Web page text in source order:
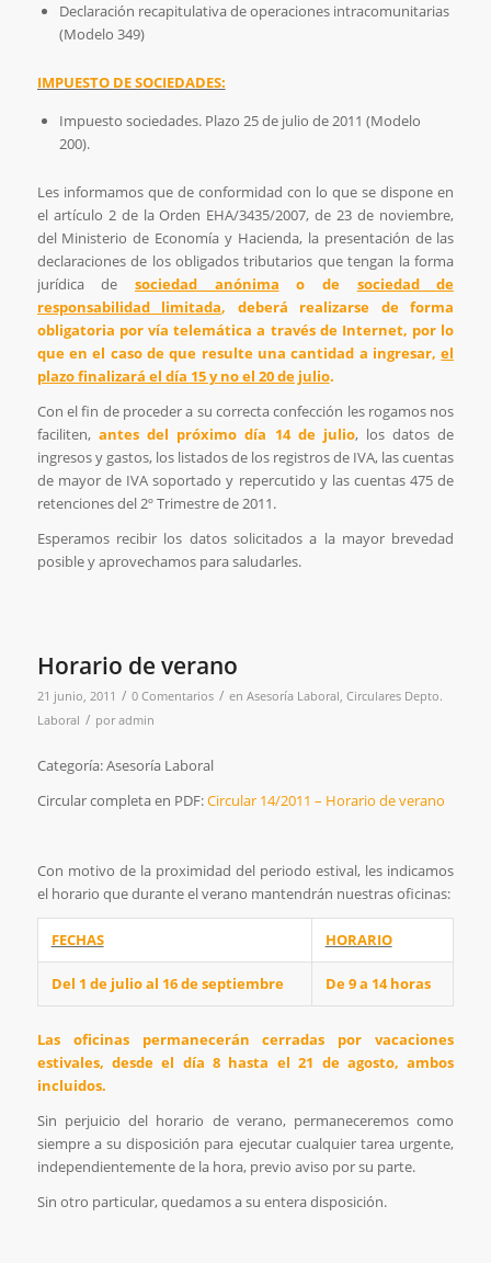
Declaración recapitulativa de operaciones intracomunitarias
(Modelo 349)
IMPUESTO DE SOCIEDADES:
Impuesto sociedades. Plazo 25 de julio de 2011 (Modelo
200).
Les informamos que de conformidad con lo que se dispone en
el artículo 2 de la Orden EHA/3435/2007, de 23 de noviembre,
del Ministerio de Economía y Hacienda, la presentación de las
declaraciones de los obligados tributarios que tengan la forma
jurídica de sociedad anónima o de sociedad de
responsabilidad limitada, deberá realizarse de forma
obligatoria por vía telemática a través de Internet, por lo
que en el caso de que resulte una cantidad a ingresar,el
plazo finalizará el día 15 y no el 20 de julio.
Con el fin de proceder a su correcta confección les rogamos nos
faciliten, antes del próximo día 14 de julio, los datos de
ingresos y gastos, los listados de los registros de IVA, las cuentas
de mayor de IVA soportado y repercutido y las cuentas 475 de
retenciones del 2º Trimestre de 2011.
Esperamos recibir los datos solicitados a la mayor brevedad
posible y aprovechamos para saludarles.
Horario de verano
21 junio, 2011 / 0 Comentarios / en Asesoría Laboral, Circulares Depto.
Laboral / poradmin
Categoría: Asesoría Laboral
Circular completa en PDF:Circular 14/2011 – Horario de verano
Con motivo de la proximidad del periodo estival, les indicamos
el horario que durante el verano mantendrán nuestras oficinas:
FECHAS HORARIO
Del 1 de julio al 16 de septiembre De 9 a 14 horas
Las oficinas permanecerán cerradas por vacaciones
estivales, desde el día 8 hasta el 21 de agosto, ambos
incluidos.
Sin perjuicio del horario de verano, permaneceremos como
siempre a su disposición para ejecutar cualquier tarea urgente,
independientemente de la hora, previo aviso por su parte.
Sin otro particular, quedamos a su entera disposición.